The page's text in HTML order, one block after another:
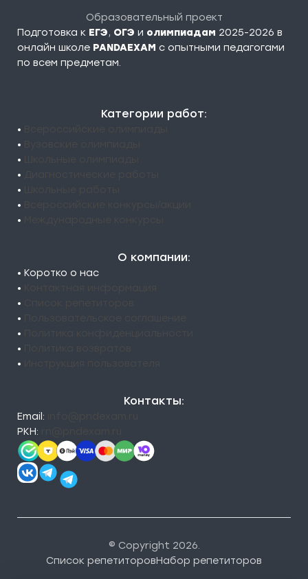
Образовательный проект
Подготовка к ЕГЭ, ОГЭ и олимпиадам 2025-2026 в
онлайн школе PANDAEXAM c опытными педагогами
по всем предметам.
Категории работ:
•
•
•
•
•
•
•
О компании:
• Коротко о нас
•
•
•
•
•
•
Контакты:
Email:
РКН:
© Copyright 2026.
Список репетиторовНабор репетиторов